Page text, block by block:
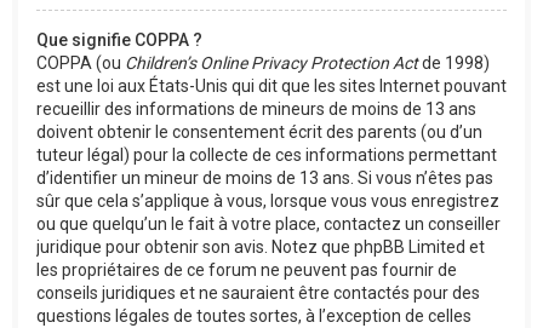
Que signifie COPPA ?
COPPA (ou Children’s Online Privacy Protection Actde 1998)
est une loi aux États-Unis qui dit que les sites Internet pouvant
recueillir des informations de mineurs de moins de 13 ans
doivent obtenir le consentement écrit des parents (ou d’un
tuteur légal) pour la collecte de ces informations permettant
d’identifier un mineur de moins de 13 ans. Si vous n’êtes pas
sûr que cela s’applique à vous, lorsque vous vous enregistrez
ou que quelqu’un le fait à votre place, contactez un conseiller
juridique pour obtenir son avis. Notez que phpBB Limited et
les propriétaires de ce forum ne peuvent pas fournir de
conseils juridiques et ne sauraient être contactés pour des
questions légales de toutes sortes, à l’exception de celles